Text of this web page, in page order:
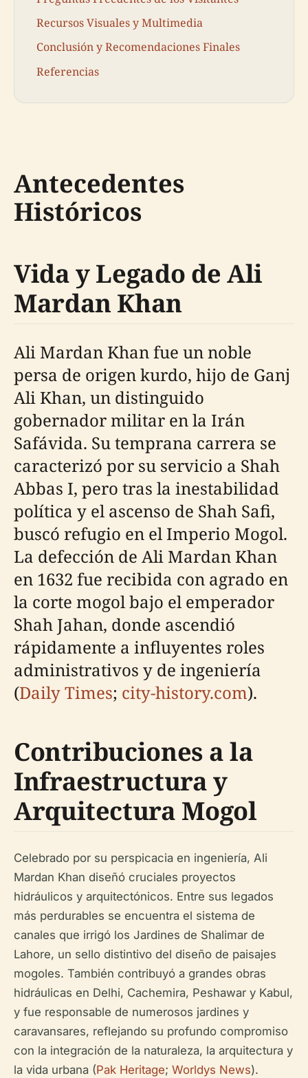
Recursos Visuales y Multimedia
Conclusión y Recomendaciones Finales
Referencias
Antecedentes
Históricos
Vida y Legado de Ali
Mardan Khan
Ali Mardan Khan fue un noble
persa de origen kurdo, hijo de Ganj
Ali Khan, un distinguido
gobernador militar en la Irán
Safávida. Su temprana carrera se
caracterizó por su servicio a Shah
Abbas I, pero tras la inestabilidad
política y el ascenso de Shah Safi,
buscó refugio en el Imperio Mogol.
La defección de Ali Mardan Khan
en 1632 fue recibida con agrado en
la corte mogol bajo el emperador
Shah Jahan, donde ascendió
rápidamente a influyentes roles
administrativos y de ingeniería
(Daily Times; city-history.com).
Contribuciones a la
Infraestructura y
Arquitectura Mogol
Celebrado por su perspicacia en ingeniería, Ali
Mardan Khan diseñó cruciales proyectos
hidráulicos y arquitectónicos. Entre sus legados
más perdurables se encuentra el sistema de
canales que irrigó los Jardines de Shalimar de
Lahore, un sello distintivo del diseño de paisajes
mogoles. También contribuyó a grandes obras
hidráulicas en Delhi, Cachemira, Peshawar y Kabul,
y fue responsable de numerosos jardines y
caravansares, reflejando su profundo compromiso
con la integración de la naturaleza, la arquitectura y
la vida urbana (Pak Heritage; Worldys News).